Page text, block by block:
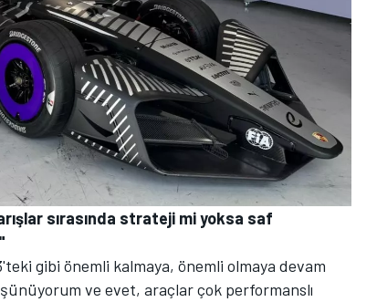
sırasında strateji mi yoksa saf
gibi önemli kalmaya, önemli olmaya devam
ve evet, araçlar çok performanslı